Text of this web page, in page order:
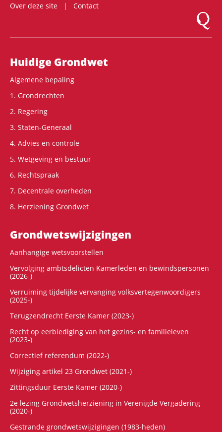
Over deze site
Contact
Logo
Hoofdnavigatie
Huidige Grondwet
Algemene bepaling
1. Grondrechten
2. Regering
3. Staten-Generaal
4. Advies en controle
5. Wetgeving en bestuur
6. Rechtspraak
7. Decentrale overheden
8. Herziening Grondwet
Grondwets­wijzigingen
Aanhangige wetsvoorstellen
Vervolging ambtsdelicten Kamerleden en bewindspersonen
(2026-)
Verruiming tijdelijke vervanging volksvertegenwoordigers
(2025-)
Terugzendrecht Eerste Kamer (2023-)
Recht op eerbiediging van het gezins- en familieleven
(2023-)
Correctief referendum (2022-)
Wijziging artikel 23 Grondwet (2021-)
Zittingsduur Eerste Kamer (2020-)
2e lezing Grondwetsherziening in Verenigde Vergadering
(2020-)
Gestrande grondwetswijzigingen (1983-heden)